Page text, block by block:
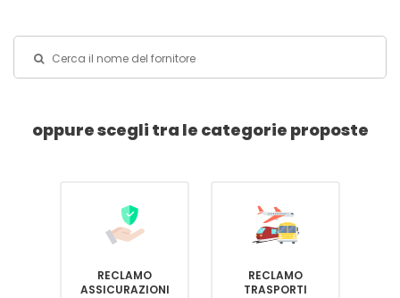
oppure scegli tra le categorie proposte
RECLAMO
ASSICURAZIONI
RECLAMO
TRASPORTI